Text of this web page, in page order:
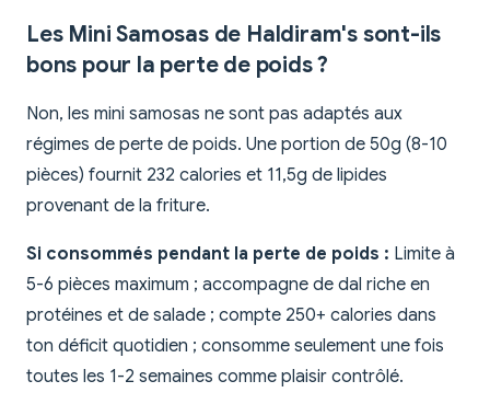
Les Mini Samosas de Haldiram's sont-ils
bons pour la perte de poids ?
Non, les mini samosas ne sont pas adaptés aux
régimes de perte de poids. Une portion de 50g (8-10
pièces) fournit 232 calories et 11,5g de lipides
provenant de la friture.
Si consommés pendant la perte de poids : Limite à
5-6 pièces maximum ; accompagne de dal riche en
protéines et de salade ; compte 250+ calories dans
ton déficit quotidien ; consomme seulement une fois
toutes les 1-2 semaines comme plaisir contrôlé.